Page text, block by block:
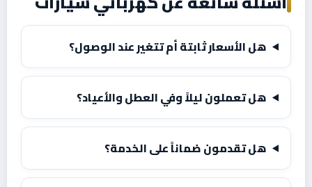
هل الأسعار ثابتة أم تتغير عند الوصول؟
هل تعملون ليلاً وفي العطل والأعياد؟
هل تقدمون ضماناً على الخدمة؟